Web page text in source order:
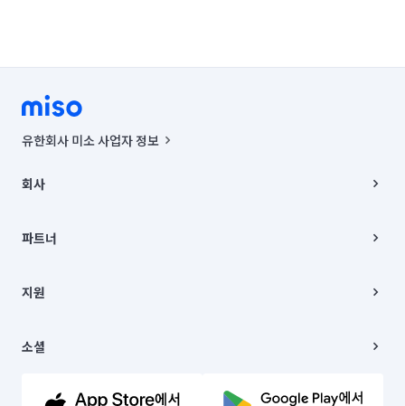
유한회사 미소 사업자 정보
00019 |
주소 | 본사: 서울특별시 종로구 율곡로 6(중학동, 트윈트리빌딩) B동 5층
컨택센터 : 서울특별시 종로구 수송동 율곡로 24, 7층, 8층 미소
상품, 상품정보, 거래에 관한 의무와 책임은 거래당사자에게 있습니다.
언론 보도 관련 문의:
© 유한회사 미소. Miso, Inc. All Rights Reserved.
회사
채용
파트너
이사
지원
이용약관
문의하기
소셜
유튜브